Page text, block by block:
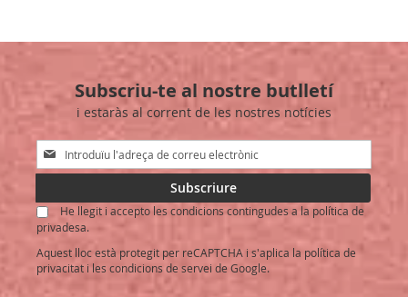
Subscriu-te al nostre butlletí
i estaràs al corrent de les nostres notícies
Sign
Up
Our
Newsletter:
Subscriure
He llegit i accepto les condicions contingudes a la política de
privadesa.
Aquest lloc està protegit per reCAPTCHA i s'aplica la política de
privacitat i les condicions de servei de Google.